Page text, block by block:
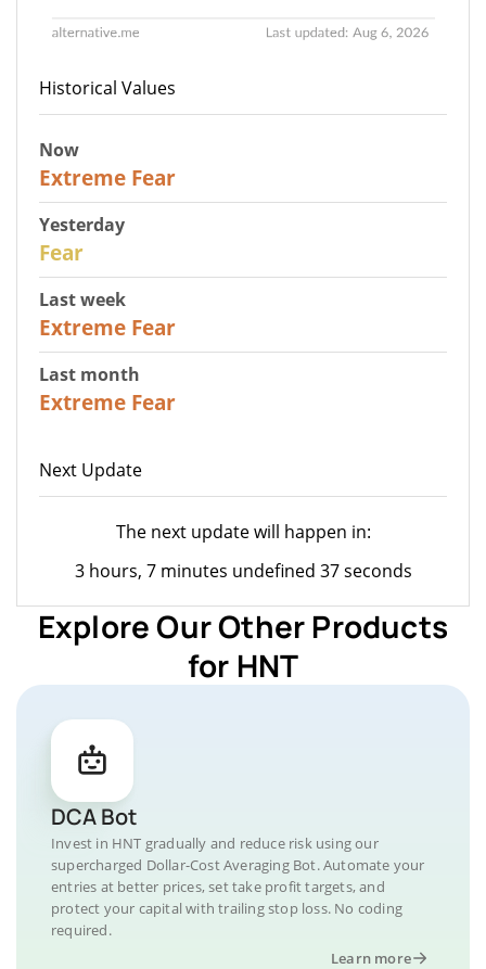
Historical Values
Now
Extreme Fear
Yesterday
Fear
Last week
Extreme Fear
Last month
Extreme Fear
Next Update
The next update will happen in:
3 hours, 7 minutes undefined 37 seconds
Explore Our Other Products
for HNT
DCA Bot
Invest in HNT gradually and reduce risk using our
supercharged Dollar-Cost Averaging Bot. Automate your
entries at better prices, set take profit targets, and
protect your capital with trailing stop loss. No coding
required.
Learn more